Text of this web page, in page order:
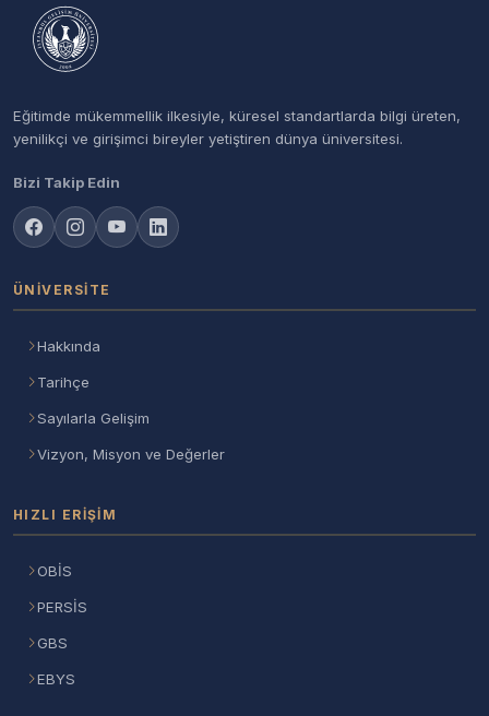
Eğitimde mükemmellik ilkesiyle, küresel standartlarda bilgi üreten,
yenilikçi ve girişimci bireyler yetiştiren dünya üniversitesi.
Bizi Takip Edin
ÜNIVERSITE
Hakkında
Tarihçe
Sayılarla Gelişim
Vizyon, Misyon ve Değerler
HIZLI ERIŞIM
OBİS
PERSİS
GBS
EBYS